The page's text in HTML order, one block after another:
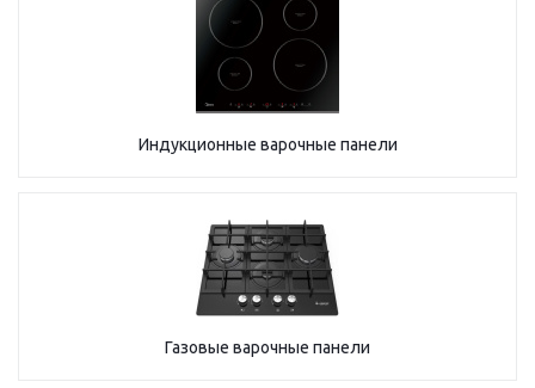
Индукционные варочные панели
Газовые варочные панели